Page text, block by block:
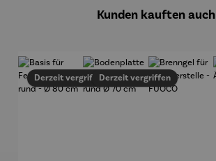
Kunden kauften auch
Derzeit vergriffenDerzeit vergriffen